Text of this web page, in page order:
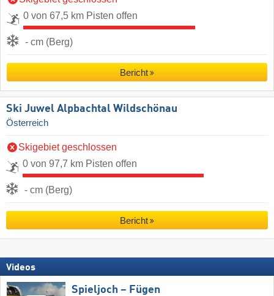
0 von 67,5 km Pisten offen
- cm (Berg)
Bericht
Ski Juwel Alpbachtal Wildschönau
Österreich
Skigebiet geschlossen
0 von 97,7 km Pisten offen
- cm (Berg)
Bericht
Videos
Spieljoch – Fügen